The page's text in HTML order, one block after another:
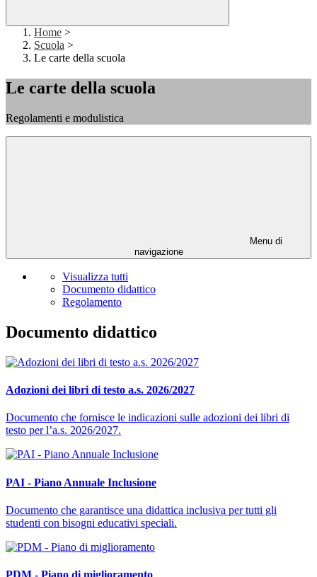
Home >
Scuola >
Le carte della scuola
Le carte della scuola
Regolamenti e modulistica
Menu di
navigazione
Visualizza tutti
Documento didattico
Regolamento
Documento didattico
Adozioni dei libri di testo a.s. 2026/2027
Documento che fornisce le indicazioni sulle adozioni dei libri di
testo per l’a.s. 2026/2027.
PAI - Piano Annuale Inclusione
Documento che garantisce una didattica inclusiva per tutti gli
studenti con bisogni educativi speciali.